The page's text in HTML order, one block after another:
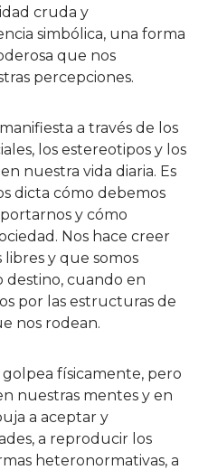
cruda y
simbólica, una forma
que nos
percepciones.
a través de los
los estereotipos y los
nuestra vida diaria. Es
dicta cómo debemos
y cómo
Nos hace creer
y que somos
destino, cuando en
por las estructuras de
nos rodean.
golpea físicamente, pero
nuestras mentes y en
a aceptar y
a reproducir los
heteronormativas, a